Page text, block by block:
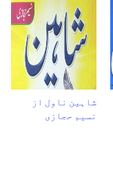
شاہین ناول از
نسیم حجازی